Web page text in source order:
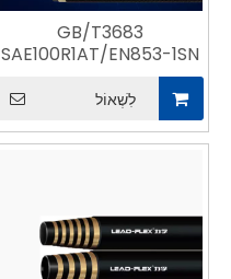
GB/T3683
SAE100R1AT/EN853-1SN
צינור קלוע חוט פלדה
לִשְׁאוֹל